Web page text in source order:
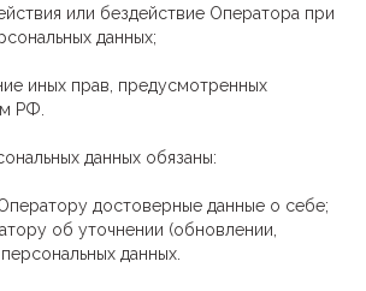
или бездействие Оператора при
данных;
иных прав, предусмотренных
РФ.
данных обязаны:
достоверные данные о себе;
об уточнении (обновлении,
данных.